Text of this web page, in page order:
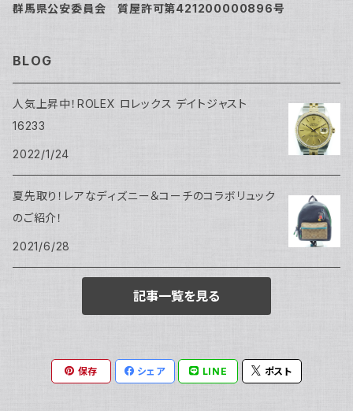
群馬県公安委員会 質屋許可第421200000896号
BLOG
人気上昇中！ROLEX ロレックス デイトジャスト
16233
2022/1/24
夏先取り！レアなディズニー＆コーチのコラボリュック
のご紹介！
2021/6/28
記事一覧を見る
保存 シェア LINE ポスト